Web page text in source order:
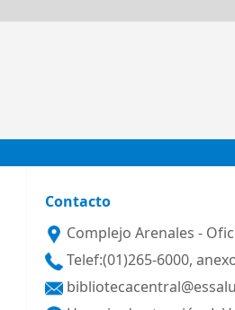
Contacto
Complejo Arenales -
Telef:(01)265-6000,